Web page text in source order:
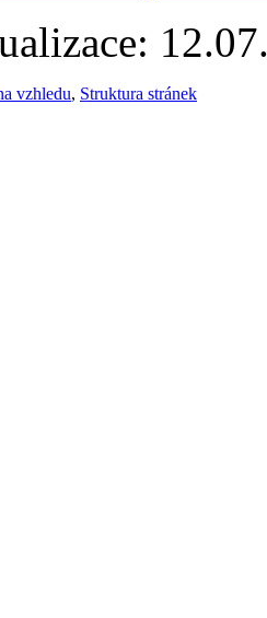
vzhledu, Struktura stránek